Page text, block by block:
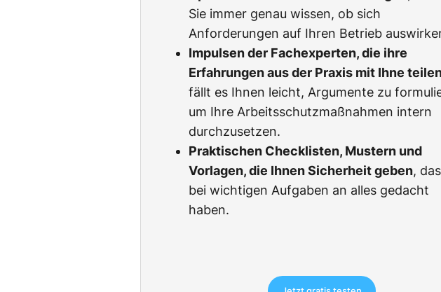
Sie immer genau wissen, ob sich
Anforderungen auf Ihren Betrieb
Impulsen der Fachexperten, die ihre
Erfahrungen aus der Praxis mit Ihne
fällt es Ihnen leicht, Argumente zu
um Ihre Arbeitsschutzmaßnahmen intern
durchzusetzen.
Praktischen Checklisten, Mustern und
Vorlagen, die Ihnen Sicherheit geben,
bei wichtigen Aufgaben an alles gedacht
haben.